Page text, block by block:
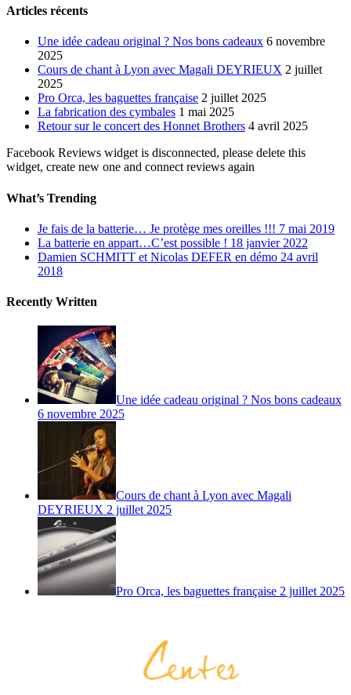
Articles récents
Une idée cadeau original ? Nos bons cadeaux 6 novembre
2025
Cours de chant à Lyon avec Magali DEYRIEUX 2 juillet
2025
Pro Orca, les baguettes française 2 juillet 2025
La fabrication des cymbales 1 mai 2025
Retour sur le concert des Honnet Brothers 4 avril 2025
Facebook Reviews widget is disconnected, please delete this
widget, create new one and connect reviews again
What’s Trending
Je fais de la batterie… Je protège mes oreilles !!! 7 mai 2019
La batterie en appart…C’est possible ! 18 janvier 2022
Damien SCHMITT et Nicolas DEFER en démo 24 avril
2018
Recently Written
Une idée cadeau original ? Nos bons cadeaux
6 novembre 2025
Cours de chant à Lyon avec Magali
DEYRIEUX 2 juillet 2025
Pro Orca, les baguettes française 2 juillet 2025